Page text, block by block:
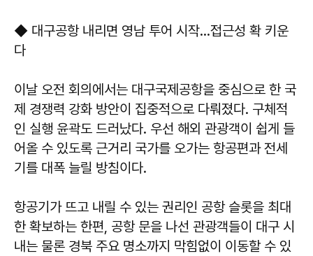
◆ 대구공항 내리면 영남 투어 시작…접근성 확 키운
다
이날 오전 회의에서는 대구국제공항을 중심으로 한 국
제 경쟁력 강화 방안이 집중적으로 다뤄졌다. 구체적
인 실행 윤곽도 드러났다. 우선 해외 관광객이 쉽게 들
어올 수 있도록 근거리 국가를 오가는 항공편과 전세
기를 대폭 늘릴 방침이다.
항공기가 뜨고 내릴 수 있는 권리인 공항 슬롯을 최대
한 확보하는 한편, 공항 문을 나선 관광객들이 대구 시
내는 물론 경북 주요 명소까지 막힘없이 이동할 수 있